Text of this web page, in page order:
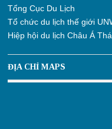
Tổng Cục Du Lịch
Tổ chức du lịch thế giới
Hiệp hội du lịch Châu Á
ĐỊA CHỈ MAPS